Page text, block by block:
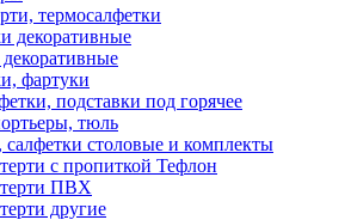
термосалфетки
декоративные
фартуки
подставки под горячее
тюль
салфетки столовые и комплекты
с пропиткой Тефлон
ПВХ
другие